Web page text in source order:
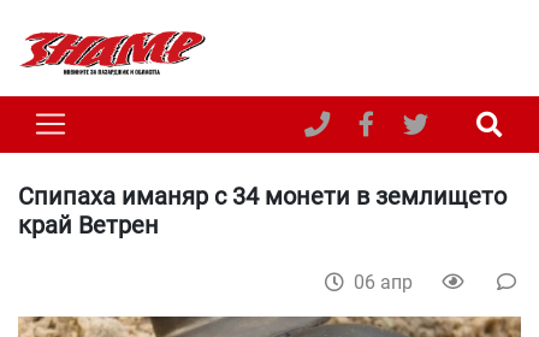
Спипаха иманяр с 34 монети в землището
край Ветрен
06 апр